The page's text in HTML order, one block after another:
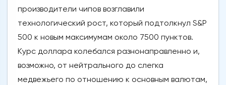
производители чипов возглавили
технологический рост, который подтолкнул S&P
500 к новым максимумам около 7500 пунктов.
Курс доллара колебался разнонаправленно и,
возможно, от нейтрального до слегка
медвежьего по отношению к основным валютам,